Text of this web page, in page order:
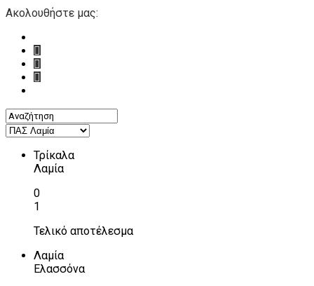
Ακολουθήστε μας:
Τρίκαλα
Λαμία
0
1
Τελικό αποτέλεσμα
Λαμία
Ελασσόνα